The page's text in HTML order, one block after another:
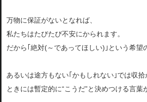
万物に保証がないとなれば、
私たちはたびたび不安にかられます。
だから｢絶対(～であってほしい)｣という希望
あるいは途方もない｢かもしれない｣では収拾
ときには暫定的に“こうだ”と決めつける言葉